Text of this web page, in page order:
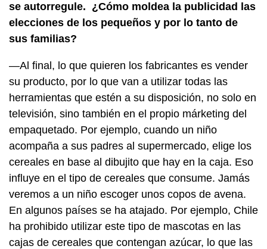
se autorregule. ¿Cómo moldea la publicidad las
elecciones de los pequeños y por lo tanto de
sus familias?
—Al final, lo que quieren los fabricantes es vender
su producto, por lo que van a utilizar todas las
herramientas que estén a su disposición, no solo en
televisión, sino también en el propio márketing del
empaquetado. Por ejemplo, cuando un niño
acompaña a sus padres al supermercado, elige los
cereales en base al dibujito que hay en la caja. Eso
influye en el tipo de cereales que consume. Jamás
veremos a un niño escoger unos copos de avena.
En algunos países se ha atajado. Por ejemplo, Chile
ha prohibido utilizar este tipo de mascotas en las
cajas de cereales que contengan azúcar, lo que las